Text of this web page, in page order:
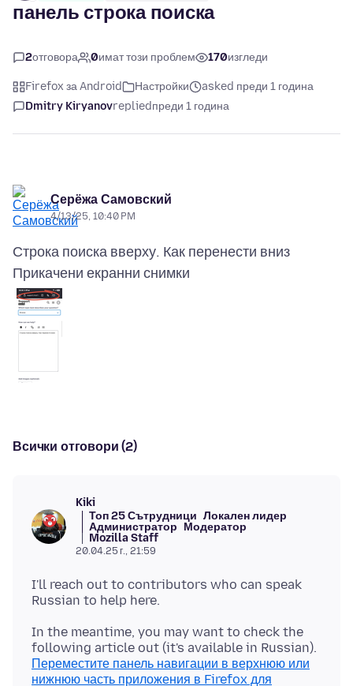
панель строка поиска
2отговора 0имат този проблем 170изгледи
Firefox за Android Настройки
asked преди 1 година
Dmitry Kiryanovrepliedпреди 1 година
Серёжа Самовский
4/13/25, 10:40 PM
Прикачени екранни снимки
Всички отговори (2)
Kiki
Топ 25 Сътрудници Локален лидер
Администратор Модератор
Mozilla Staff
20.04.25 г., 21:59
I'll reach out to contributors who can speak
In the meantime, you may want to check the
following article out (it's available in Russian).
Переместите панель навигации в верхнюю или
нижнюю часть приложения в Firefox для